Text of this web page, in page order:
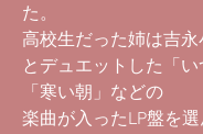
た。
高校生だった姉は吉
とデュエットした「
「寒い朝」などの
楽曲が入ったLP盤を